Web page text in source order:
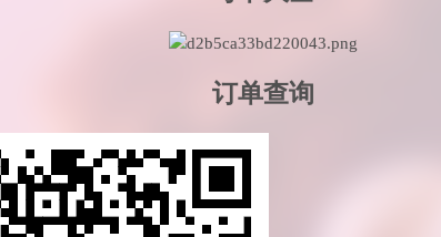
订单查询